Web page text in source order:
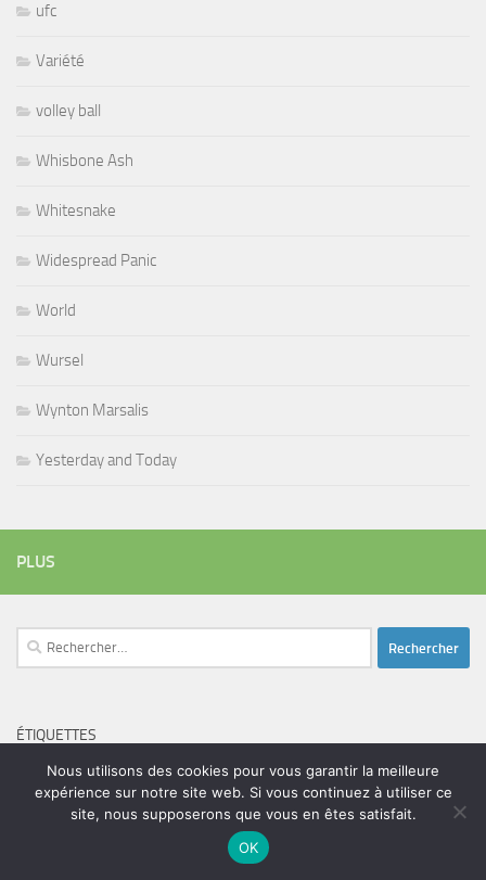
ufc
Variété
volley ball
Whisbone Ash
Whitesnake
Widespread Panic
World
Wursel
Wynton Marsalis
Yesterday and Today
PLUS
Rechercher :
ÉTIQUETTES
adam bomb amar sundy batteurbeatlesblues blues rock
bootleneck chanteur duc des lombards
festival glenn hughes
herbie hancock
Nous utilisons des cookies pour vous garantir la meilleure
expérience sur notre site web. Si vous continuez à utiliser ce
site, nous supposerons que vous en êtes satisfait.
OK